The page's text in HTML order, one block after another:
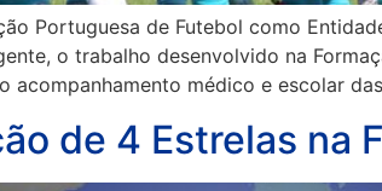
Portuguesa de Futebol como
o trabalho desenvolvido na
médico e escolar
de 4 Estrelas na